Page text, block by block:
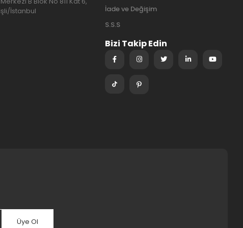
İstanbul
İade ve Değişim
S.S.S
Bizi Takip Edin
Üye Ol